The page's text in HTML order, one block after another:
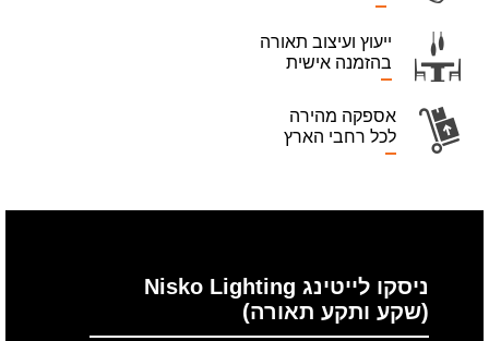
ייעוץ ועיצוב תאורה
בהזמנה אישית
אספקה מהירה
לכל רחבי הארץ
ניסקו לייטינג Nisko Lighting
(שקע ותקע תאורה)